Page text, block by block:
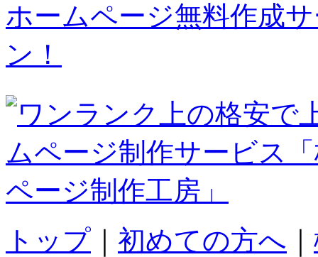
ホームページ無料作成
ン！
トップ 初めての方へ